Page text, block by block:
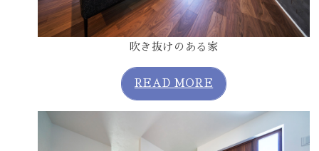
吹き抜けのある家
READ MORE